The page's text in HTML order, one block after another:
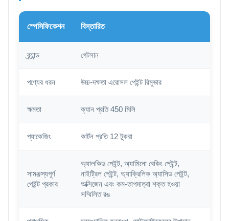
স্পেসিফিকেশন বিস্তারিত
ব্র্যান্ড গেটসান
পণ্যের ধরন উচ্চ-দক্ষতা এরোসল পেইন্ট রিমুভার
ক্ষমতা ক্যান প্রতি 450 মিলি
প্যাকেজিং কার্টন প্রতি 12 টুকরা
সামঞ্জস্যপূর্ণ
পেইন্ট প্রকার
অ্যালকিড পেইন্ট, অ্যামিনো বেকিং পেইন্ট,
নাইট্রিল পেইন্ট, অ্যাক্রিলিক অ্যাসিড পেইন্ট,
অক্সিজেন এবং কম-তাপমাত্রা শক্ত হওয়া
সম্মিলিত রঙ